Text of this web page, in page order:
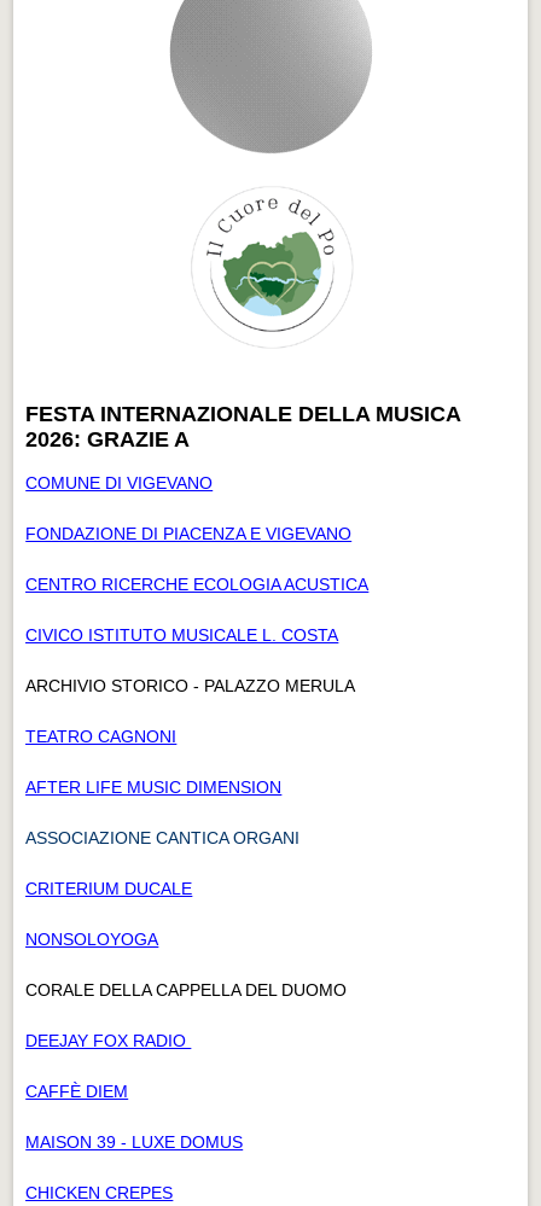
FESTA INTERNAZIONALE DELLA MUSICA
2026: GRAZIE A
COMUNE DI VIGEVANO
FONDAZIONE DI PIACENZA E VIGEVANO
CENTRO RICERCHE ECOLOGIA ACUSTICA
CIVICO ISTITUTO MUSICALE L. COSTA
ARCHIVIO STORICO - PALAZZO MERULA
TEATRO CAGNONI
AFTER LIFE MUSIC DIMENSION
ASSOCIAZIONE CANTICA ORGANI
CRITERIUM DUCALE
NONSOLOYOGA
CORALE DELLA CAPPELLA DEL DUOMO
DEEJAY FOX RADIO
CAFFÈ DIEM
MAISON 39 - LUXE DOMUS
CHICKEN CREPES